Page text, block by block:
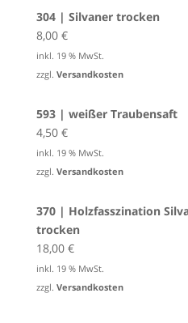
304 | Silvaner trocken
8,00 €
inkl. 19 % MwSt.
zzgl. Versandkosten
593 | weißer Traubensaft
4,50 €
inkl. 19 % MwSt.
zzgl. Versandkosten
370 | Holzfasszination
trocken
18,00 €
inkl. 19 % MwSt.
zzgl. Versandkosten